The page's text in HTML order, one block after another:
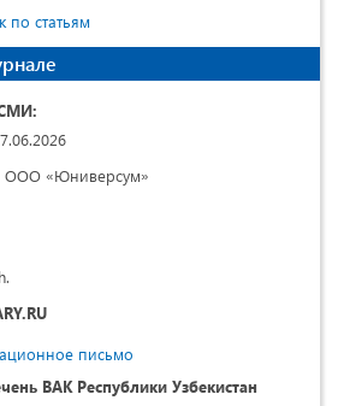
по статьям
ООО «Юниверсум»
письмо
ВАК Республики Узбекистан